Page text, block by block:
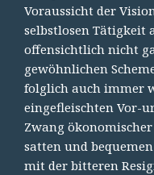
Voraussicht der
selbstlosen Tätigkeit
offensichtlich nicht
gewöhnlichen
folglich auch immer
eingefleischten Vor-
Zwang
satten und
mit der bitteren